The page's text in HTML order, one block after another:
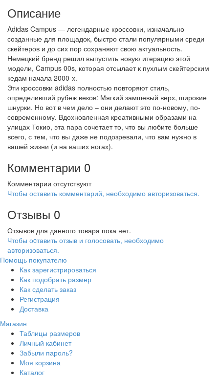
Описание
Adidas Campus — легендарные кроссовки, изначально
созданные для площадок, быстро стали популярными среди
скейтеров и до сих пор сохраняют свою актуальность.
Немецкий бренд решил выпустить новую итерацию этой
модели, Campus 00s, которая отсылает к пухлым скейтерским
кедам начала 2000-х.
Эти кроссовки adidas полностью повторяют стиль,
определивший рубеж веков: Мягкий замшевый верх, широкие
шнурки. Но вот в чем дело – они делают это по-новому, по-
современному. Вдохновленная креативными образами на
улицах Токио, эта пара сочетает то, что вы любите больше
всего, с тем, что вы даже не подозревали, что вам нужно в
вашей жизни (и на ваших ногах).
Комментарии 0
Комментарии отсутствуют
Чтобы оставить комментарий, необходимо авторизоваться.
Отзывы 0
Отзывов для данного товара пока нет.
Чтобы оcтавить отзыв и голосовать, необходимо
авторизоваться.
Помощь покупателю
Как зарегистрироваться
Как подобрать размер
Как сделать заказ
Регистрация
Доставка
Магазин
Таблицы размеров
Личный кабинет
Забыли пароль?
Моя корзина
Каталог